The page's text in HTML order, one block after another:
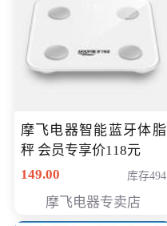
摩飞电器智能蓝牙体脂
秤 会员专享价118元
149.00
库存494
摩飞电器专卖店